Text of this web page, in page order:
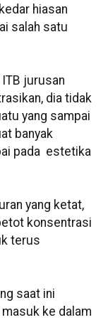
hiasan
salah satu
jurusan
dia tidak
yang sampai
banyak
pada estetika
yang ketat,
konsentrasi
terus
saat ini
ke dalam